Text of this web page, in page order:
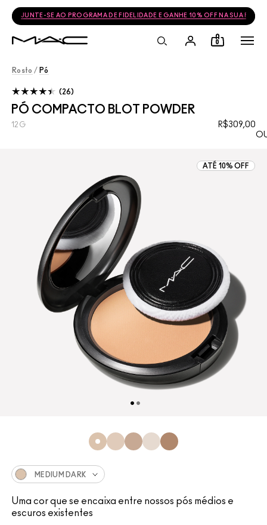
JUNTE-SE AO PROGRAMA DE FIDELIDADE E GANHE 10% OFF NA SUA
0
Rosto / Pó
PÓ COMPACTO BLOT POWDER
R$309,00
12G
26
ATÉ 10% OFF
MEDIUM DARK
Uma cor que se encaixa entre nossos pós médios e
escuros existentes